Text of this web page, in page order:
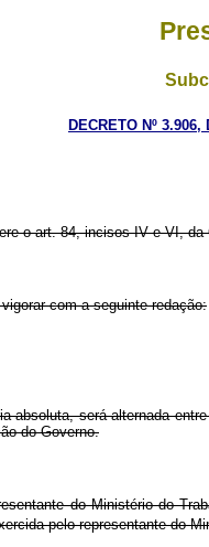
DECRETO Nº
o art. 84, incisos IV e VI, da
com a seguinte redação:
absoluta, será alternada
do Governo.
do Ministério do
pelo representante do